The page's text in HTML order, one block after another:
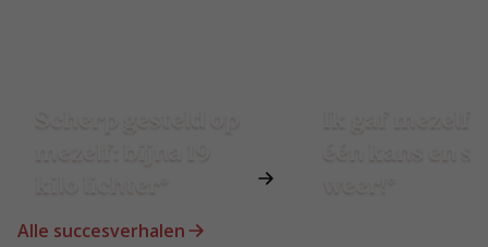
Alle succesverhalen